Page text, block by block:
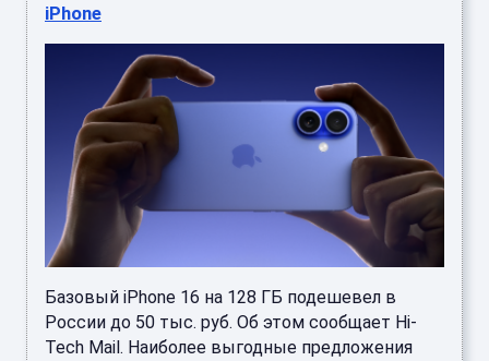
iPhone
Базовый iPhone 16 на 128 ГБ подешевел в
России до 50 тыс. руб. Об этом сообщает Hi-
Tech Mail. Наиболее выгодные предложения